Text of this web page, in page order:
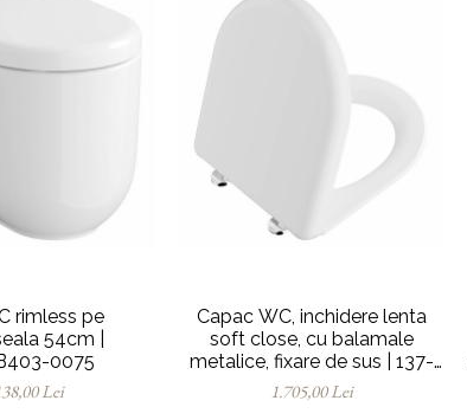
rimless pe
54cm |
0075
Lei
Capac WC, inchidere lenta
soft close, cu balamale
metalice, fixare de sus | 137-
003-009
1.705,00 Lei